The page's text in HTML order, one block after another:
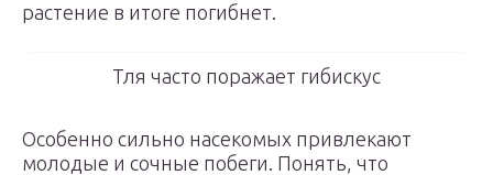
растение в итоге погибнет.
Тля часто поражает гибискус
Особенно сильно насекомых привлекают
молодые и сочные побеги. Понять, что